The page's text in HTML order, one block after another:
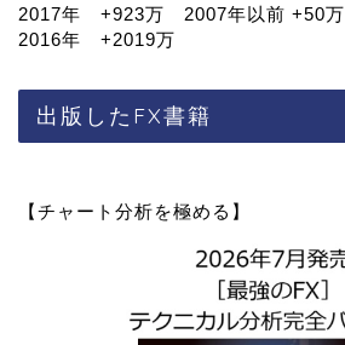
2017年 +923万 2007年以前 +50万
2016年 +2019万
出版したFX書籍
【チャート分析を極める】